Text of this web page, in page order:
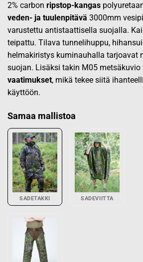
2% carbon ripstop-kangas
veden- ja tuulenpitävä 3000mm
varustettu antistaattisella suojalla.
teipattu. Tilava tunnelihuppu,
helmakiristys kuminauhalla tarjoavat
suojan. Lisäksi takin M05 metsäkuvio
vaatimukset, mikä tekee siitä
käyttöön.
Samaa mallistoa
SADETAKKI SADEVIITTA